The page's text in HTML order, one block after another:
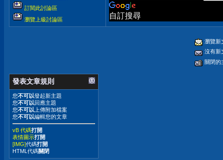
訂閱此討論區
瀏覽上級討論區
自訂搜尋
瀏覽新
沒有新
關閉的
發表文章規則
您不可以發起新主題
您不可以回應主題
您不可以 上傳附加檔案
您不可以編輯您的文章
vB 代碼打開
表情圖示打開
[IMG]代碼打開
HTML代碼關閉